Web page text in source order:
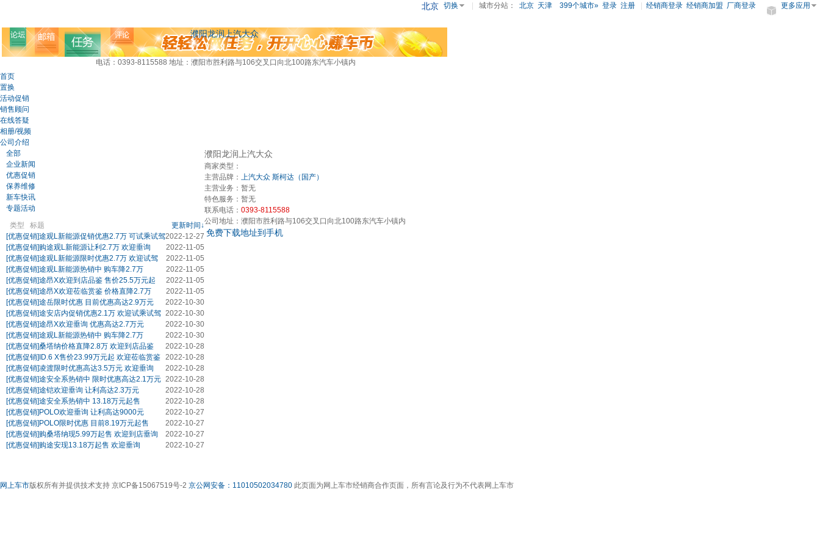
北京 切换 城市分站： 北京 天津 399个城市» 更多应用
登录 注册 经销商登录 经销商加盟 厂商登录
濮阳龙润上汽大众
电话：0393-8115588 地址：濮阳市胜利路与106交叉口向北100路东汽车小镇内
首页
置换
活动促销
销售顾问
在线答疑
相册/视频
公司介绍
全部
企业新闻
优惠促销
保养维修
新车快讯
专题活动
更新时间↓
类型
标题
2022-12-27
[优惠促销]途观L新能源促销优惠2.7万 可试乘试驾
2022-11-05
[优惠促销]购途观L新能源让利2.7万 欢迎垂询
2022-11-05
[优惠促销]途观L新能源限时优惠2.7万 欢迎试驾
2022-11-05
[优惠促销]途观L新能源热销中 购车降2.7万
2022-11-05
[优惠促销]途昂X欢迎到店品鉴 售价25.5万元起
2022-11-05
[优惠促销]途昂X欢迎莅临赏鉴 价格直降2.7万
2022-10-30
[优惠促销]途岳限时优惠 目前优惠高达2.9万元
2022-10-30
[优惠促销]途安店内促销优惠2.1万 欢迎试乘试驾
2022-10-30
[优惠促销]途昂X欢迎垂询 优惠高达2.7万元
2022-10-30
[优惠促销]途观L新能源热销中 购车降2.7万
2022-10-28
[优惠促销]桑塔纳价格直降2.8万 欢迎到店品鉴
2022-10-28
[优惠促销] ID.6 X售价23.99万元起 欢迎莅临赏鉴
2022-10-28
[优惠促销]凌渡限时优惠高达3.5万元 欢迎垂询
2022-10-28
[优惠促销]途安全系热销中 限时优惠高达2.1万元
2022-10-28
[优惠促销]途铠欢迎垂询 让利高达2.3万元
2022-10-28
[优惠促销]途安全系热销中 13.18万元起售
2022-10-27
[优惠促销] POLO欢迎垂询 让利高达9000元
2022-10-27
[优惠促销] POLO限时优惠 目前8.19万元起售
2022-10-27
[优惠促销]购桑塔纳现5.99万起售 欢迎到店垂询
2022-10-27
[优惠促销]购途安现13.18万起售 欢迎垂询
濮阳龙润上汽大众
商家类型：
主营品牌： 上汽大众 斯柯达（国产）
主营业务： 暂无
特色服务： 暂无
联系电话： 0393-8115588
公司地址： 濮阳市胜利路与106交叉口向北100路东汽车小镇内
免费下载地址到手机
网上车市版权所有并提供技术支持 京ICP备15067519号-2 京公网安备：11010502034780 此页面为网上车市经销商合作页面，所有言论及行为不代表网上车市